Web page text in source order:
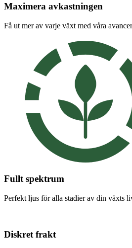
Maximera avkastningen
Få ut mer av varje växt med våra
Fullt spektrum
Perfekt ljus för alla stadier av din växts
Diskret frakt